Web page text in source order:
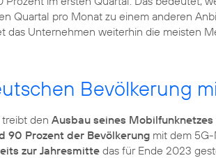
Quartal pro Monat zu einem anderen
das Unternehmen weiterhin die meisten
Bevölkerung
den Ausbau seines Mobilfunknetzes
90 Prozent der Bevölkerung mit dem
zur Jahresmittedas für Ende 2023